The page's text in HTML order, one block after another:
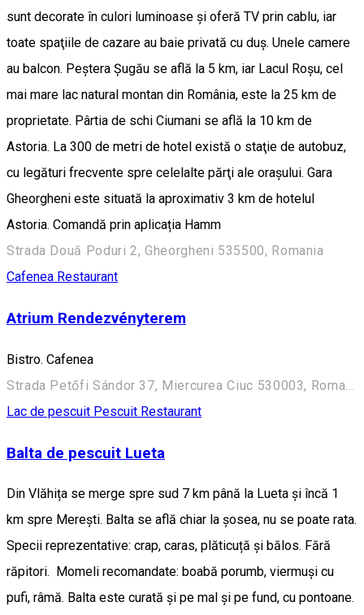
sunt decorate în culori luminoase şi oferă TV prin cablu, iar
toate spaţiile de cazare au baie privată cu duş. Unele camere
au balcon. Peştera Şugău se află la 5 km, iar Lacul Roşu, cel
mai mare lac natural montan din România, este la 25 km de
proprietate. Pârtia de schi Ciumani se află la 10 km de
Astoria. La 300 de metri de hotel există o staţie de autobuz,
cu legături frecvente spre celelalte părţi ale oraşului. Gara
Gheorgheni este situată la aproximativ 3 km de hotelul
Astoria. Comandă prin aplicația Hamm
Strada Două Poduri 2, Gheorgheni 535500, Romania
Cafenea Restaurant
Atrium Rendezvényterem
Bistro. Cafenea
Strada Petőfi Sándor 37, Miercurea Ciuc 530003, Romania
Lac de pescuit Pescuit Restaurant
Balta de pescuit Lueta
Din Vlăhița se merge spre sud 7 km până la Lueta și încă 1
km spre Merești. Balta se află chiar la șosea, nu se poate rata.
Specii reprezentative: crap, caras, plăticuță și bălos. Fără
răpitori. Momeli recomandate: boabă porumb, viermuși cu
pufi, râmă. Balta este curată și pe mal și pe fund, cu pontoane.